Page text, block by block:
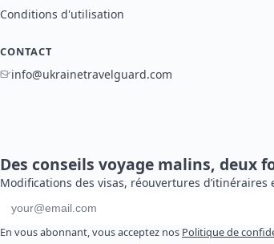
Conditions d'utilisation
CONTACT
info@ukrainetravelguard.com
Des conseils voyage malins, deux
Modifications des visas, réouvertures
Adresse e-mail
En vous abonnant, vous acceptez nos Politique de